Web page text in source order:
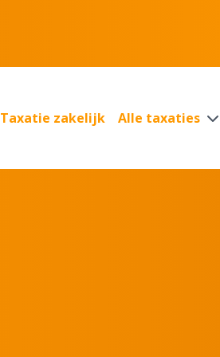
Taxatie zakelijk Alle taxaties